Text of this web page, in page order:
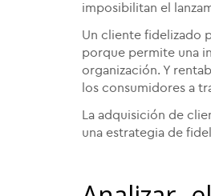
imposibilitan el
Un cliente fidelizado
porque permite una
organización. Y
los consumidores a
La adquisición de
una estrategia de